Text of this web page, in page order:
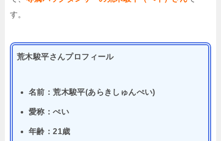
す。
荒木駿平さんプロフィール
名前：荒木駿平(あらきしゅんぺい)
愛称：ぺい
年齢：21歳